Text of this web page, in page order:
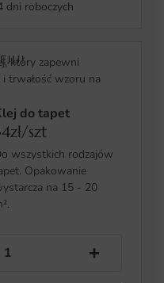
dni roboczych
który zapewni
i trwałość wzoru na
do tapet
szt
wszystkich rodzajów
Opakowanie
na 15 - 20
+